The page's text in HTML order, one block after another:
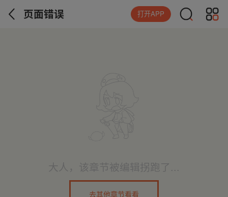
页面错误 打开APP
大人，该章节被编辑拐跑了...
去其他章节看看